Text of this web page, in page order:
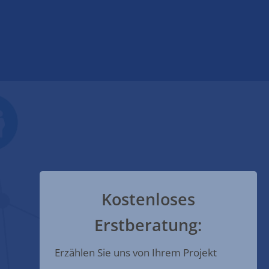
Kostenloses
Erstberatung:
Erzählen Sie uns von Ihrem Projekt